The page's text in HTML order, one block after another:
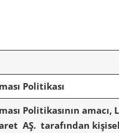
Politikası
Politikasının amacı,
AŞ. tarafından